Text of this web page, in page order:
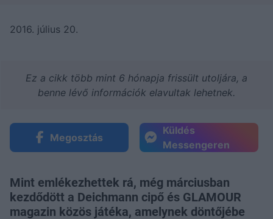
2016. július 20.
Ez a cikk több mint 6 hónapja frissült utoljára, a
benne lévő információk elavultak lehetnek.
Megosztás
Küldés
Messengeren
Mint emlékezhettek rá, még márciusban
kezdődött a Deichmann cipő és GLAMOUR
magazin közös játéka, amelynek döntőjébe